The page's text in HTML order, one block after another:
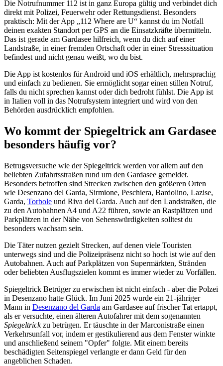
Die Notrufnummer 112 ist in ganz Europa gültig und verbindet dich
direkt mit Polizei, Feuerwehr oder Rettungsdienst. Besonders
praktisch: Mit der App „112 Where are U“ kannst du im Notfall
deinen exakten Standort per GPS an die Einsatzkräfte übermitteln.
Das ist gerade am Gardasee hilfreich, wenn du dich auf einer
Landstraße, in einer fremden Ortschaft oder in einer Stresssituation
befindest und nicht genau weißt, wo du bist.
Die App ist kostenlos für Android und iOS erhältlich, mehrsprachig
und einfach zu bedienen. Sie ermöglicht sogar einen stillen Notruf,
falls du nicht sprechen kannst oder dich bedroht fühlst. Die App ist
in Italien voll in das Notrufsystem integriert und wird von den
Behörden ausdrücklich empfohlen.
Wo kommt der Spiegeltrick am Gardasee
besonders häufig vor?
Betrugsversuche wie der Spiegeltrick werden vor allem auf den
beliebten Zufahrtsstraßen rund um den Gardasee gemeldet.
Besonders betroffen sind Strecken zwischen den größeren Orten
wie Desenzano del Garda, Sirmione, Peschiera, Bardolino, Lazise,
Garda, Torbole und Riva del Garda. Auch auf den Landstraßen, die
zu den Autobahnen A4 und A22 führen, sowie an Rastplätzen und
Parkplätzen in der Nähe von Sehenswürdigkeiten solltest du
besonders wachsam sein.
Die Täter nutzen gezielt Strecken, auf denen viele Touristen
unterwegs sind und die Polizeipräsenz nicht so hoch ist wie auf den
Autobahnen. Auch auf Parkplätzen von Supermärkten, Stränden
oder beliebten Ausflugszielen kommt es immer wieder zu Vorfällen.
Spiegeltrick Betrüger zu erwischen ist nicht einfach - aber die Polzei
in Desenzano hatte Glück. Im Juni 2025 wurde ein 21-jähriger
Mann in Desenzano del Garda am Gardasee auf frischer Tat ertappt,
als er versuchte, einen älteren Autofahrer mit dem sogenannten
Spiegeltrickzu betrügen. Er täuschte in der Marconistraße einen
Verkehrsunfall vor, indem er gestikulierend aus dem Fenster winkte
und anschließend seinem "Opfer" folgte. Mit einem bereits
beschädigten Seitenspiegel verlangte er dann Geld für den
angeblichen Schaden.